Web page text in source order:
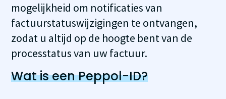
mogelijkheid om notificaties van
factuurstatuswijzigingen te ontvangen,
zodat u altijd op de hoogte bent van de
processtatus van uw factuur.
Wat is een Peppol-ID?